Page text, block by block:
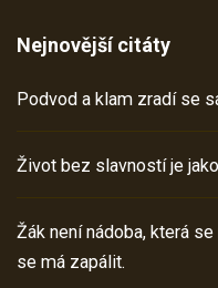
Nejnovější citáty
Podvod a klam zradí se
Život bez slavností je
Žák není nádoba, která
se má zapálit.